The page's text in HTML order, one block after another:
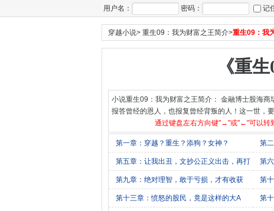
用户名： 密码： 记
穿越小说> 重生09：我为财富之王简介>重生09：我
《重
小说重生09：我为财富之王简介： 金融博士股海
报答曾经的恩人，也报复曾经背叛的人！这一世，
通过键盘左右方向键"→"或"←"可以转
第一章：穿越？重生？添狗？女神？ 第
第五章：让我出丑，文抄公正义出击，再打 第
第九章：绝对理智，敢于亏损，才有收获 第
第十三章：愤怒的股民，竟是这样的大A 第